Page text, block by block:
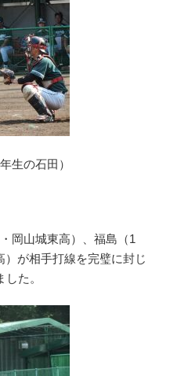
生の石田）
岡山城東高）、福島（1
が相手打線を完璧に封じ
た。